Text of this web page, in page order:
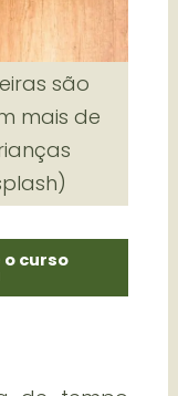
são
mais de
o curso